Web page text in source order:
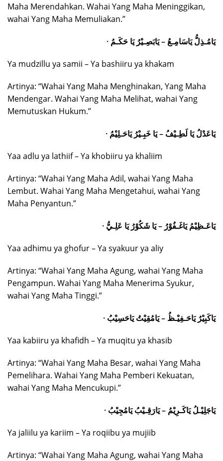
Maha Merendahkan. Wahai Yang Maha Meninggikan,
wahai Yang Maha Memuliakan.”
· يَامُـذِلُّ يَاسَامِـعُ – يَابَصِـيْرُ يَا حَكَـمُ
Ya mudzillu ya samii – Ya bashiiru ya khakam
Artinya: “Wahai Yang Maha Menghinakan, Yang Maha
Mendengar. Wahai Yang Maha Melihat, wahai Yang
Memutuskan Hukum.”
· يَاعَدْلُ يَا لَطِـيْفُ – يَا خَبِـيْرُ يَاحَـلِيْمُ
Yaa adlu ya lathiif – Ya khobiiru ya khaliim
Artinya: “Wahai Yang Maha Adil, wahai Yang Maha
Lembut. Wahai Yang Maha Mengetahui, wahai Yang
Maha Penyantun.”
· يَاعَـظِيْمُ يَاغَـفُوْرُ – يَا شَكُوْرُ يَا عَلِـيُّ
Yaa adhimu ya ghofur – Ya syakuur ya aliy
Artinya: “Wahai Yang Maha Agung, wahai Yang Maha
Pengampun. Wahai Yang Maha Menerima Syukur,
wahai Yang Maha Tinggi.”
· يَاكَبِيْرُ يَاحَـفِيْـظُ – يَامُقِيْتُ يَاحَسِيْبُ
Yaa kabiiru ya khafidh – Ya muqitu ya khasib
Artinya: “Wahai Yang Maha Besar, wahai Yang Maha
Pemelihara. Wahai Yang Maha Pemberi Kekuatan,
wahai Yang Maha Mencukupi.”
· يَاجَلِيْـلُ يَاكَـرِيْمُ – يَارَقِـيْبُ يَامُجِيْبُ
Ya jaliilu ya kariim – Ya roqiibu ya mujiib
Artinya: “Wahai Yang Maha Agung, wahai Yang Maha